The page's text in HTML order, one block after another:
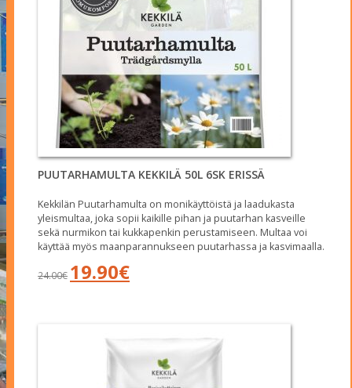
PUUTARHAMULTA KEKKILÄ 50L 6SK ERISSÄ
Kekkilän Puutarhamulta on monikäyttöistä ja laadukasta
yleismultaa, joka sopii kaikille pihan ja puutarhan kasveille
sekä nurmikon tai kukkapenkin perustamiseen. Multaa voi
käyttää myös maanparannukseen puutarhassa ja kasvimaalla.
24.00€
Alkuperäinen
hinta
19.90€Nykyinen
hinta